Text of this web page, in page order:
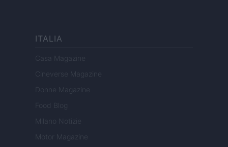
ITALIA
Casa Magazine
Cineverse Magazine
Donne Magazine
Food Blog
Milano Notizie
Motor Magazine